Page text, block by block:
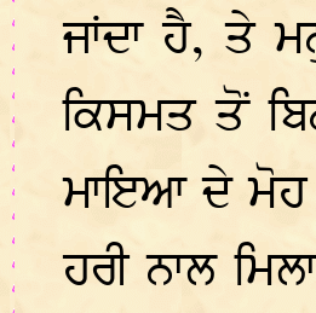
ਜਾਂਦਾ ਹੈ, ਤੇ
ਕਿਸਮਤ ਤੋਂ
ਮਾਇਆ ਦੇ ਮੋਹ
ਹਰੀ ਨਾਲ